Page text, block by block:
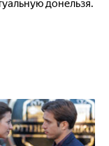
донельзя.